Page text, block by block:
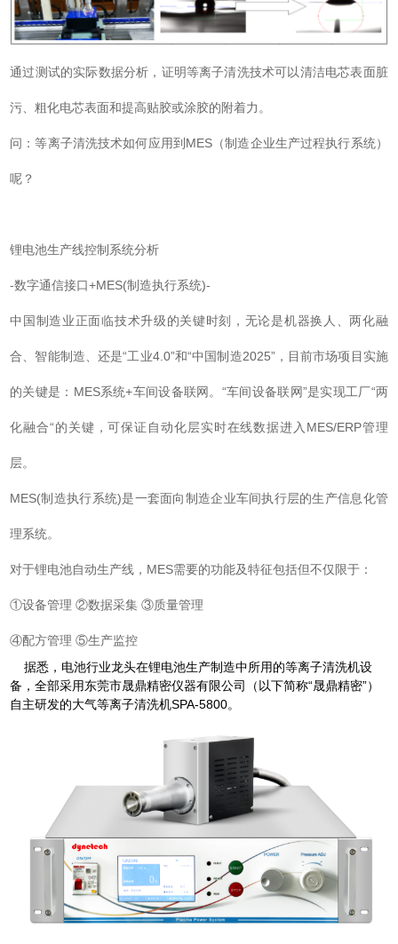
通过测试的实际数据分析，证明等离子清洗技术可以清洁电芯表面脏
污、粗化电芯表面和提高贴胶或涂胶的附着力。
问：等离子清洗技术如何应用到MES（制造企业生产过程执行系统）
呢？
锂电池生产线控制系统分析
-数字通信接口+MES(制造执行系统)-
中国制造业正面临技术升级的关键时刻，无论是机器换人、两化融
合、智能制造、还是“工业4.0”和“中国制造2025”，目前市场项目实施
的关键是：MES系统+车间设备联网。“车间设备联网”是实现工厂“两
化融合“的关键，可保证自动化层实时在线数据进入MES/ERP管理
层。
MES(制造执行系统)是一套面向制造企业车间执行层的生产信息化管
理系统。
对于锂电池自动生产线，MES需要的功能及特征包括但不仅限于：
①设备管理 ②数据采集 ③质量管理
④配方管理 ⑤生产监控
据悉，电池行业龙头在锂电池生产制造中所用的等离子清洗机设
备，全部采用东莞市晟鼎精密仪器有限公司（以下简称“晟鼎精密”）
自主研发的大气等离子清洗机SPA-5800。